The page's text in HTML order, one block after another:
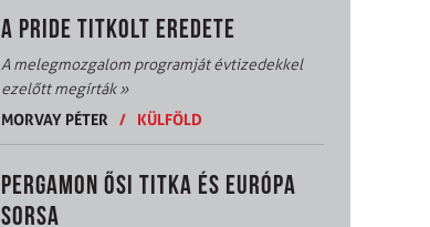
A PRIDE TITKOLT EREDETE
A melegmozgalom programját évtizedekkel
ezelőtt megírták»
MORVAY PÉTER
/ KÜLFÖLD
PERGAMON ŐSI TITKA ÉS EURÓPA
SORSA